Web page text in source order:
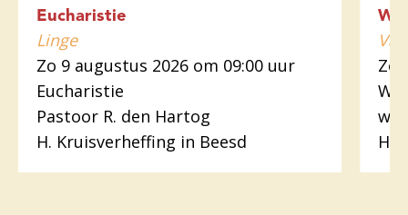
Eucharistie
Linge
Zo 9 augustus 2026 om 09:00 uur
Eucharistie
Pastoor R. den Hartog
H. Kruisverheffing in Beesd
Zo